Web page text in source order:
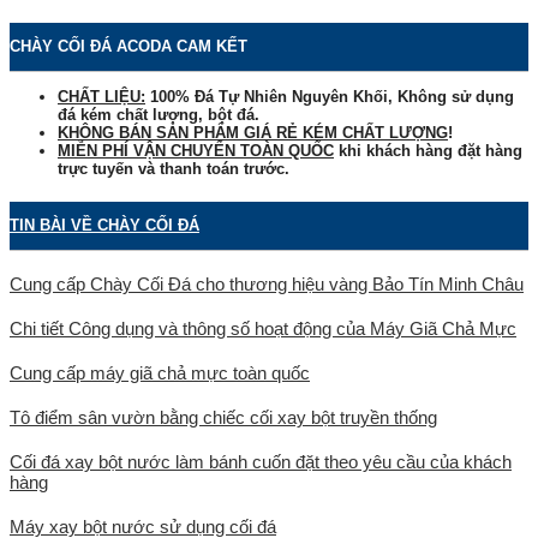
CHÀY CỐI ĐÁ ACODA CAM KẾT
CHẤT LIỆU: 100% Đá Tự Nhiên Nguyên Khối, Không sử dụng
đá kém chất lượng, bột đá.
KHÔNG BÁN SẢN PHẨM GIÁ RẺ KÉM CHẤT LƯỢNG!
MIỄN PHÍ VẬN CHUYỂN TOÀN QUỐC khi khách hàng đặt hàng
trực tuyến và thanh toán trước.
TIN BÀI VỀ CHÀY CỐI ĐÁ
Cung cấp Chày Cối Đá cho thương hiệu vàng Bảo Tín Minh Châu
Chi tiết Công dụng và thông số hoạt động của Máy Giã Chả Mực
Cung cấp máy giã chả mực toàn quốc
Tô điểm sân vườn bằng chiếc cối xay bột truyền thống
Cối đá xay bột nước làm bánh cuốn đặt theo yêu cầu của khách
hàng
Máy xay bột nước sử dụng cối đá